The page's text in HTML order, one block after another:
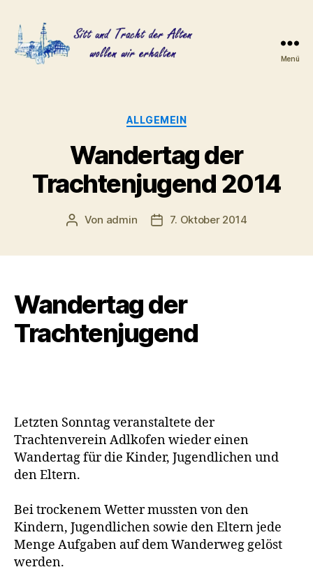
Menü
Kategorien
ALLGEMEIN
Wandertag der
Trachtenjugend 2014
Beitragsautor
Von admin Veröffentlichungsdatum
7. Oktober 2014
Wandertag der
Trachtenjugend
Letzten Sonntag veranstaltete der
Trachtenverein Adlkofen wieder einen
Wandertag für die Kinder, Jugendlichen und
den Eltern.
Bei trockenem Wetter mussten von den
Kindern, Jugendlichen sowie den Eltern jede
Menge Aufgaben auf dem Wanderweg gelöst
werden.